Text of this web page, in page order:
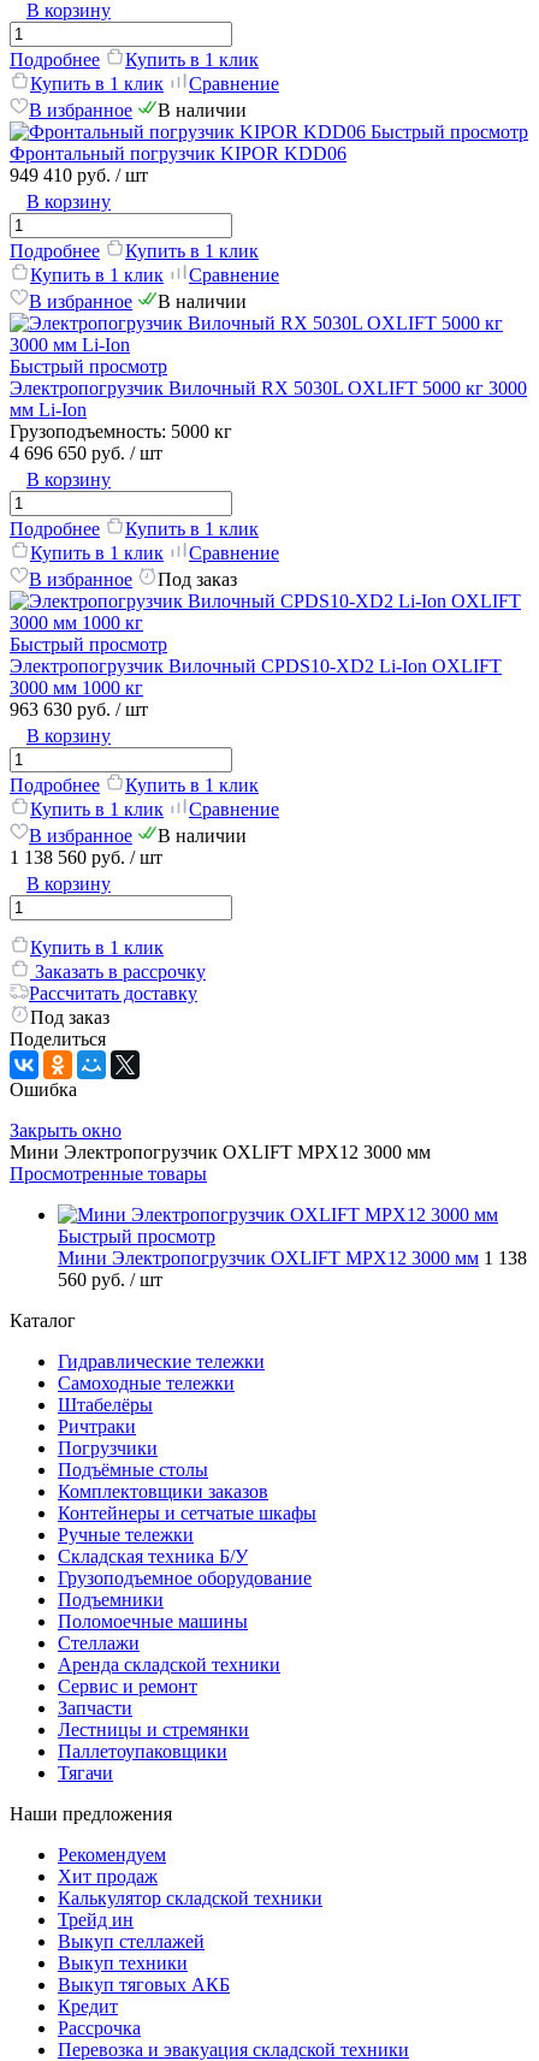
В корзину
Подробнее
Купить в 1 клик
Купить в 1 клик
Сравнение
В избранное
В наличии
Быстрый просмотр
Фронтальный погрузчик KIPOR KDD06
949 410 руб. / шт
В корзину
Подробнее
Купить в 1 клик
Купить в 1 клик
Сравнение
В избранное
В наличии
Быстрый просмотр
Электропогрузчик Вилочный RX 5030L OXLIFT 5000 кг 3000
мм Li-Ion
Грузоподъемность: 5000 кг
4 696 650 руб. / шт
В корзину
Подробнее
Купить в 1 клик
Купить в 1 клик
Сравнение
В избранное
Под заказ
Быстрый просмотр
Электропогрузчик Вилочный CPDS10-XD2 Li-Ion OXLIFT
3000 мм 1000 кг
963 630 руб. / шт
В корзину
Подробнее
Купить в 1 клик
Купить в 1 клик
Сравнение
В избранное
В наличии
1 138 560 руб. / шт
В корзину
Купить в 1 клик
Заказать в рассрочку
Рассчитать доставку
Под заказ
Поделиться
Ошибка
Закрыть окно
Мини Электропогрузчик OXLIFT MPX12 3000 мм
Просмотренные товары
Быстрый просмотр
Мини Электропогрузчик OXLIFT MPX12 3000 мм 1 138
560 руб. / шт
Каталог
Гидравлические тележки
Самоходные тележки
Штабелёры
Ричтраки
Погрузчики
Подъёмные столы
Комплектовщики заказов
Контейнеры и сетчатые шкафы
Ручные тележки
Складская техника Б/У
Грузоподъемное оборудование
Подъемники
Поломоечные машины
Стеллажи
Аренда складской техники
Сервис и ремонт
Запчасти
Лестницы и стремянки
Паллетоупаковщики
Тягачи
Наши предложения
Рекомендуем
Хит продаж
Калькулятор складской техники
Трейд ин
Выкуп стеллажей
Выкуп техники
Выкуп тяговых АКБ
Кредит
Рассрочка
Перевозка и эвакуация складской техники